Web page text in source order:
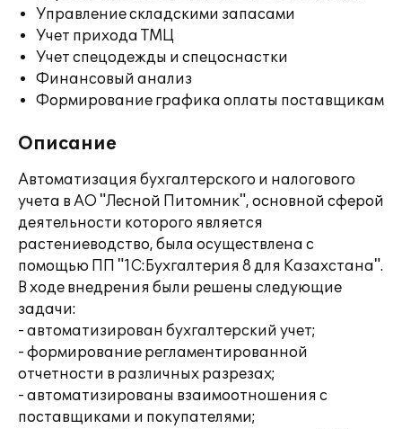
Управление складскими запасами
Учет прихода ТМЦ
Учет спецодежды и спецоснастки
Финансовый анализ
Формирование графика оплаты поставщикам
Описание
Автоматизация бухгалтерского и налогового
учета в АО "Лесной Питомник", основной сферой
деятельности которого является
растениеводство, была осуществлена с
помощью ПП "1С:Бухгалтерия 8 для Казахстана".
В ходе внедрения были решены следующие
задачи:
- автоматизирован бухгалтерский учет;
- формирование регламентированной
отчетности в различных разрезах;
- автоматизированы взаимоотношения с
поставщиками и покупателями;